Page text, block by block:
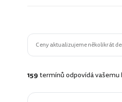
Ceny aktualizujeme několikrát
159termínů odpovídá vašemu